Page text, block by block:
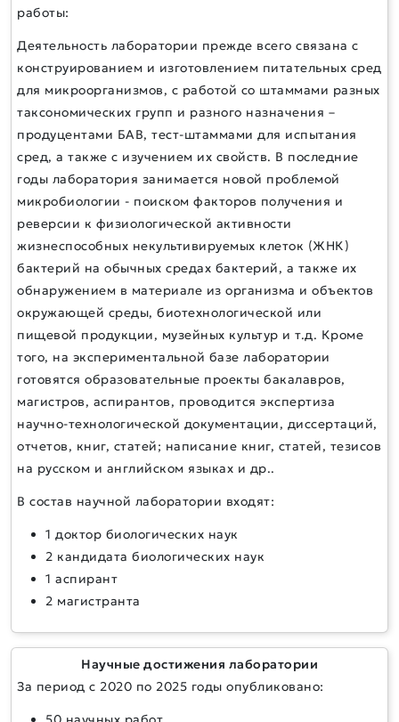
работы:
Деятельность лаборатории прежде всего связана с
конструированием и изготовлением питательных сред
для микроорганизмов, с работой со штаммами разных
таксономических групп и разного назначения –
продуцентами БАВ, тест-штаммами для испытания
сред, а также с изучением их свойств. В последние
годы лаборатория занимается новой проблемой
микробиологии - поиском факторов получения и
реверсии к физиологической активности
жизнеспособных некультивируемых клеток (ЖНК)
бактерий на обычных средах бактерий, а также их
обнаружением в материале из организма и объектов
окружающей среды, биотехнологической или
пищевой продукции, музейных культур и т.д. Кроме
того, на экспериментальной базе лаборатории
готовятся образовательные проекты бакалавров,
магистров, аспирантов, проводится экспертиза
научно-технологической документации, диссертаций,
отчетов, книг, статей; написание книг, статей, тезисов
на русском и английском языках и др..
В состав научной лаборатории входят:
1 доктор биологических наук
2 кандидата биологических наук
1 аспирант
2 магистранта
Научные достижения лаборатории
За период с 2020 по 2025 годы опубликовано: